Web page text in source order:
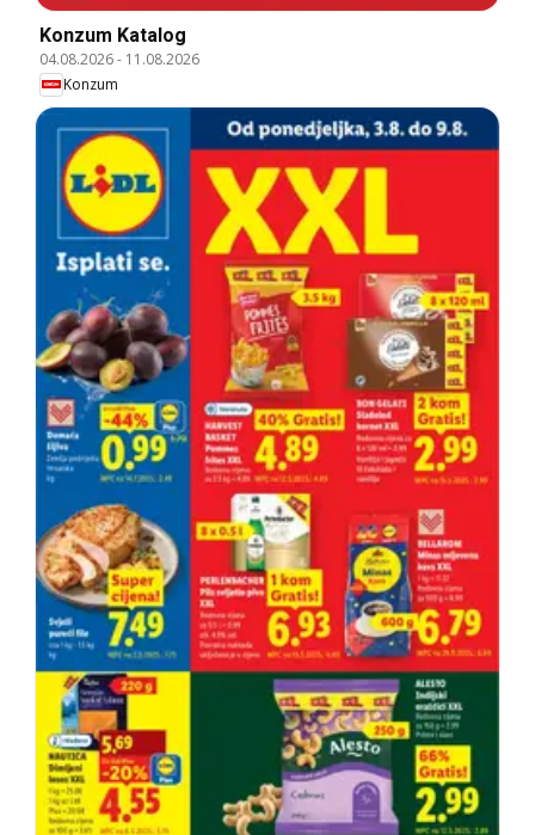
Konzum Katalog
04.08.2026- 11.08.2026
Konzum